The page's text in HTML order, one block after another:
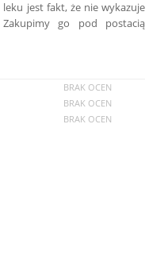
jest fakt, że nie wykazuje
Zakupimy go pod postacią
BRAK OCEN
BRAK OCEN
BRAK OCEN